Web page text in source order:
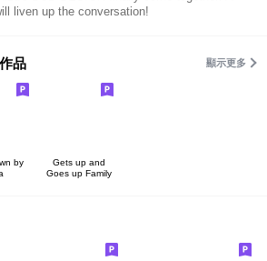
liven up the conversation!
品 顯示更多
by
Gets up and
Goes up Family